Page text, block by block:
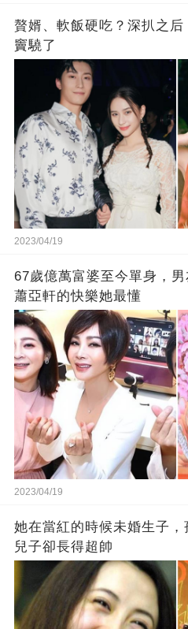
贅婿、軟飯硬吃？深扒之
竇驍了
2023/04/19
67歲億萬富婆至今單身，男
蕭亞軒的快樂她最懂
2023/04/19
她在當紅的時候未婚生子，
兒子卻長得超帥